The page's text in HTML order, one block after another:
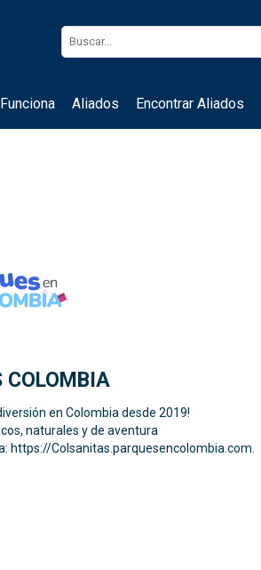
Aliados Encontrar Aliados
COLOMBIA
en Colombia desde 2019!
naturales y de aventura
https://Colsanitas.parquesencolombia.com.